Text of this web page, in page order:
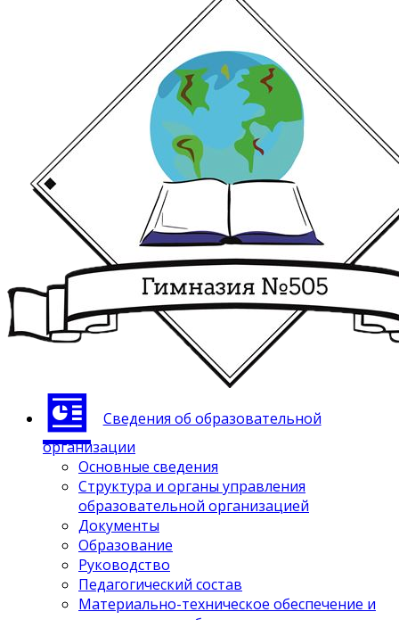
Сведения об образовательной
организации
Основные сведения
Структура и органы управления
образовательной организацией
Документы
Образование
Руководство
Педагогический состав
Материально-техническое обеспечение и